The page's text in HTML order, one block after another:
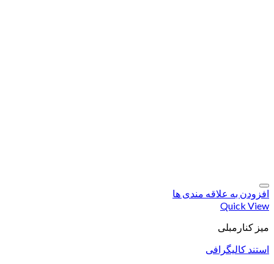
افزودن به علاقه مندی ها
Quick View
میز کنارمبلی
استند کالیگرافی